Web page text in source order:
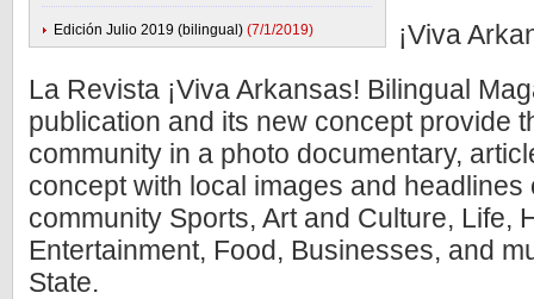
Edición Julio 2019 (bilingual) (7/1/2019)
¡Viva
La Revista ¡Viva Arkansas! Bilingual
publication and its new concept provide
community in a photo documentary,
concept with local images and
community Sports, Art and Culture, Life,
Entertainment, Food, Businesses, and
State.